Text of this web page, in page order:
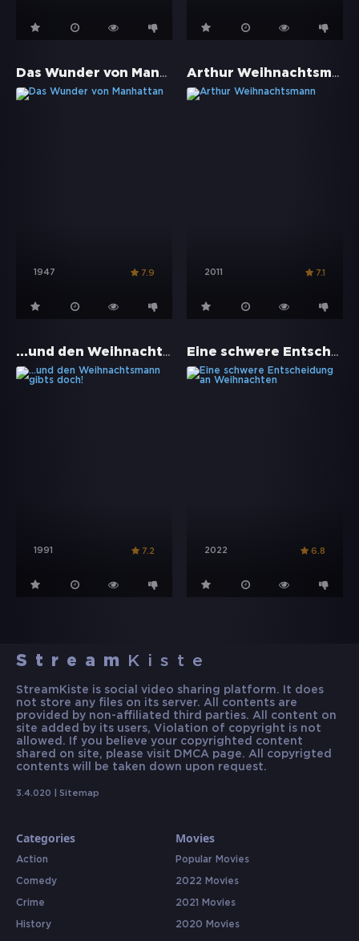
Das Wunder von Manhattan
1947 7.9
Arthur Weihnachtsmann
2011 7.1
...und den Weihnachtsmann gibts doch!
1991 7.2
Eine schwere Entscheidung an Weihnachten
2022 6.8
Stream Kiste
StreamKiste is social video sharing platform. It does
not store any files on its server. All contents are
provided by non-affiliated third parties. All content on
site added by its users, Violation of copyright is not
allowed. If you believe your copyrighted content
shared on site, please visit DMCA page. All copyrigted
contents will be taken down upon request.
3.4.020 | Sitemap
Categories
Action
Comedy
Crime
History
Movies
Popular Movies
2022 Movies
2021 Movies
2020 Movies